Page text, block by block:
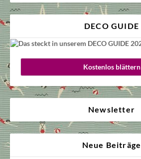
DECO GUIDE
Kostenlos blättern
Newsletter
Neue Beiträge